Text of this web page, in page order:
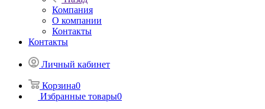
Компания
О компании
Контакты
Контакты
Личный кабинет
Корзина0
Избранные товары0